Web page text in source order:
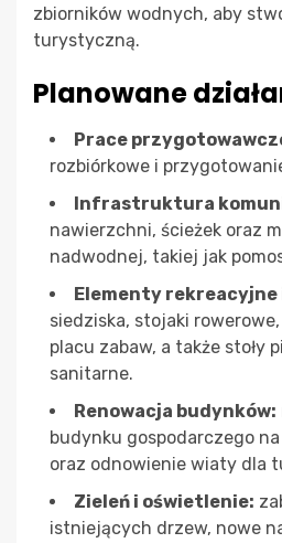
zbiorników wodnych, aby
turystyczną.
Planowane
Prace
rozbiórkowe i
Infrastruktura
nawierzchni, ścieżek oraz
nadwodnej, takiej jak
Elementy
siedziska, stojaki
placu zabaw, a także stoły
sanitarne.
Renowacja budynków:
budynku gospodarczego
oraz odnowienie wiaty dla
Zieleń i oświetlenie:
istniejących drzew, nowe